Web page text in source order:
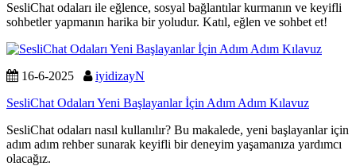
SesliChat odaları ile eğlence, sosyal bağlantılar kurmanın ve keyifli
sohbetler yapmanın harika bir yoludur. Katıl, eğlen ve sohbet et!
16-6-2025
iyidizayN
SesliChat Odaları Yeni Başlayanlar İçin Adım Adım Kılavuz
SesliChat odaları nasıl kullanılır? Bu makalede, yeni başlayanlar için
adım adım rehber sunarak keyifli bir deneyim yaşamanıza yardımcı
olacağız.